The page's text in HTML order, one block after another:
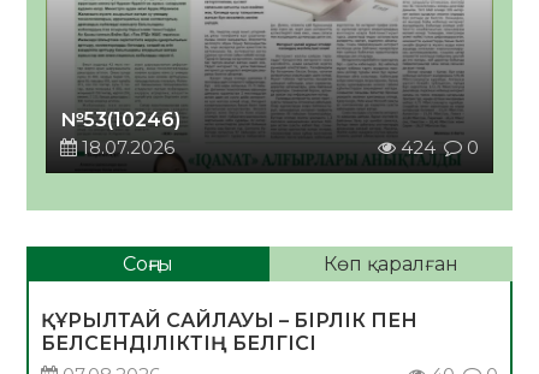
№53(10246)
18.07.2026
424 0
Соңғы Көп қаралған
ҚҰРЫЛТАЙ САЙЛАУЫ – БІРЛІК ПЕН
БЕЛСЕНДІЛІКТІҢ БЕЛГІСІ